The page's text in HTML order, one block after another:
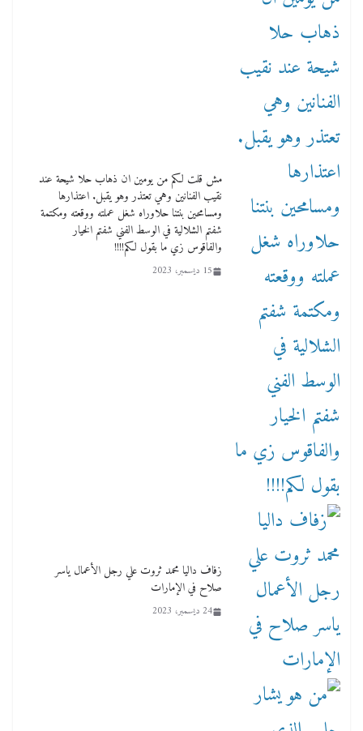
مش قلت لكم من يومين ان ذهاب حلا شيحة عند
نقيب الفنانين وهي تعتذر وهو يقبل. اعتذارها
ومسامحين بنتنا حلاوراه شغل عملته ووقعته ومكتمة
شفتم الشلالية في الوسط الفني شفتم الخيار
والفاقوس زي ما بقول لكم!!!!
15 ديسمبر، 2023
زفاف داليا محمد ثروت علي رجل الأعمال ياسر
صلاح في الإمارات
24 ديسمبر، 2023